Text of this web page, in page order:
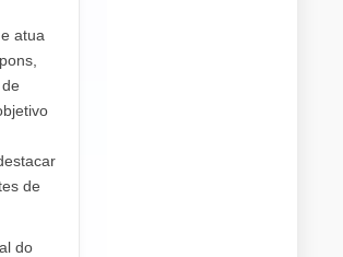
atua
de
do